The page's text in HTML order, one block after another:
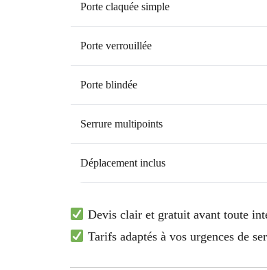
Porte claquée simple
Porte verrouillée
Porte blindée
Serrure multipoints
Déplacement inclus
Devis clair et gratuit avant toute
Tarifs adaptés à vos urgences de